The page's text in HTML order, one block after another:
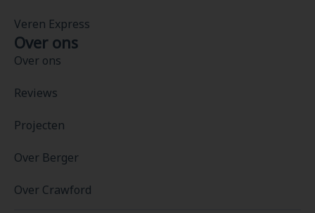
Veren Express
Over ons
Over ons
Reviews
Projecten
Over Berger
Over Crawford